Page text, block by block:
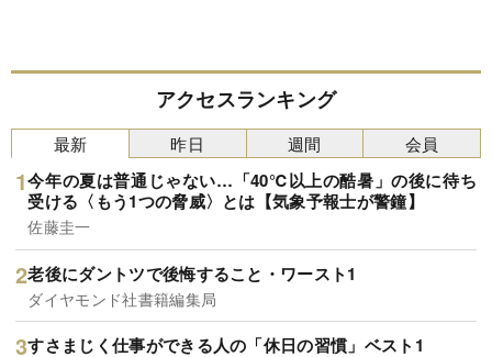
アクセスランキング
最新
今年の夏は普通じゃない…「40℃以上の酷暑」の後に待ち
受ける〈もう1つの脅威〉とは【気象予報士が警鐘】
佐藤圭一
老後にダントツで後悔すること・ワースト1
ダイヤモンド社書籍編集局
すさまじく仕事ができる人の「休日の習慣」ベスト1
昨日 週間 会員